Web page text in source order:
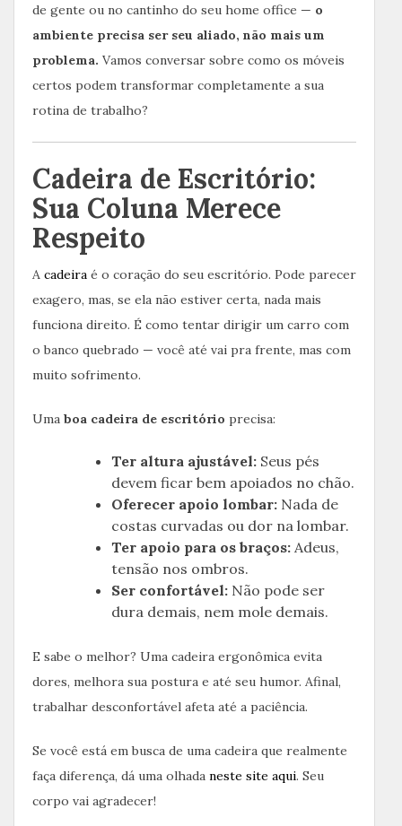
de gente ou no cantinho do seu home office — o
ambiente precisa ser seu aliado, não mais um
problema. Vamos conversar sobre como os móveis
certos podem transformar completamente a sua
rotina de trabalho?
Cadeira de Escritório:
Sua Coluna Merece
Respeito
A cadeira é o coração do seu escritório. Pode parecer
exagero, mas, se ela não estiver certa, nada mais
funciona direito. É como tentar dirigir um carro com
o banco quebrado — você até vai pra frente, mas com
muito sofrimento.
Uma boa cadeira de escritório precisa:
Ter altura ajustável: Seus pés
devem ficar bem apoiados no chão.
Oferecer apoio lombar: Nada de
costas curvadas ou dor na lombar.
Ter apoio para os braços: Adeus,
tensão nos ombros.
Ser confortável: Não pode ser
dura demais, nem mole demais.
E sabe o melhor? Uma cadeira ergonômica evita
dores, melhora sua postura e até seu humor. Afinal,
trabalhar desconfortável afeta até a paciência.
Se você está em busca de uma cadeira que realmente
faça diferença, dá uma olhada neste site aqui. Seu
corpo vai agradecer!